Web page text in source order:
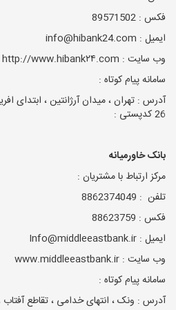
فکس : 89571502
ایمیل : info@hibank24.com
وب سایت : http://www.hibank٢۴.com
سامانه پیام کوتاه :
26 کدپستی :
بانک خاورمیانه
مرکز ارتباط با مشتریان :
تلفن : 8862374049
فکس : 88623759
ایمیل : Info@middleeastbank.ir
وب سایت : www.middleeastbank.ir
سامانه پیام کوتاه :
آدرس : ونک ، انتهای خدامی ، تقاطع آفتاب ،